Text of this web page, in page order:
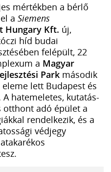
mértékben a bérlő
a Siemens
Hungary Kft. új,
híd budai
felépült, 22
a Magyar
Park második
lett Budapest és
hatemeletes, kutatás-
otthont adó épület a
rendelkezik, és a
védjegy